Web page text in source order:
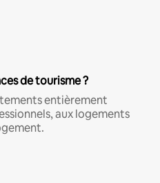
de tourisme ?
entièrement
aux logements